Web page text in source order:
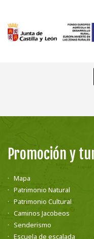
Promoción y
Mapa
Patrimonio Natural
Patrimonio Cultural
Caminos Jacobeos
Senderismo
Escuela de escalada